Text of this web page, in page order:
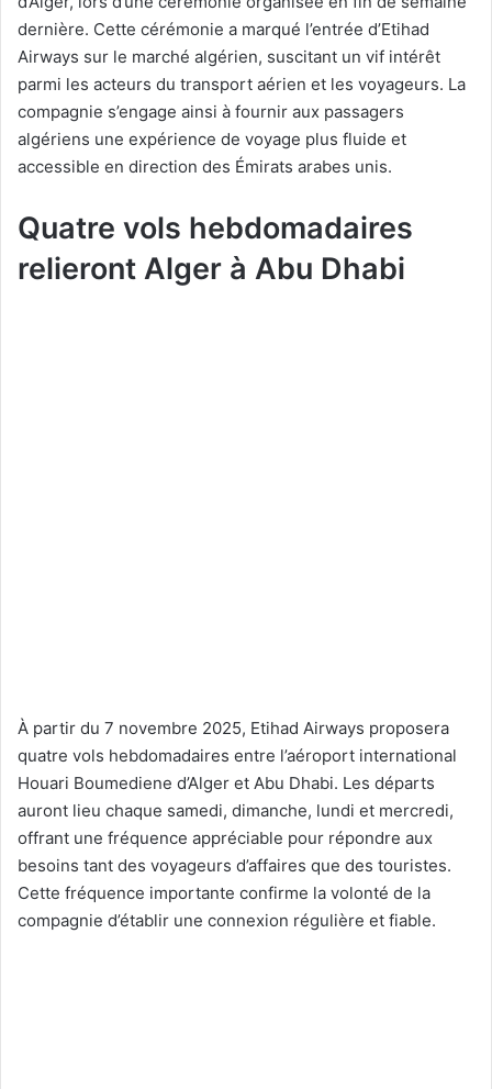
dernière. Cette cérémonie a marqué l’entrée d’Etihad
Airways sur le marché algérien, suscitant un vif intérêt
parmi les acteurs du transport aérien et les voyageurs. La
compagnie s’engage ainsi à fournir aux passagers
algériens une expérience de voyage plus fluide et
accessible en direction des Émirats arabes unis.
Quatre vols hebdomadaires
relieront Alger à Abu Dhabi
À partir du 7 novembre 2025, Etihad Airways proposera
quatre vols hebdomadaires entre l’aéroport international
Houari Boumediene d’Alger et Abu Dhabi. Les départs
auront lieu chaque samedi, dimanche, lundi et mercredi,
offrant une fréquence appréciable pour répondre aux
besoins tant des voyageurs d’affaires que des touristes.
Cette fréquence importante confirme la volonté de la
compagnie d’établir une connexion régulière et fiable.